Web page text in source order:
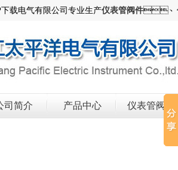
下载电气有限公司专业生产仪表管阀件、
司简介 产品中心 仪表管阀件